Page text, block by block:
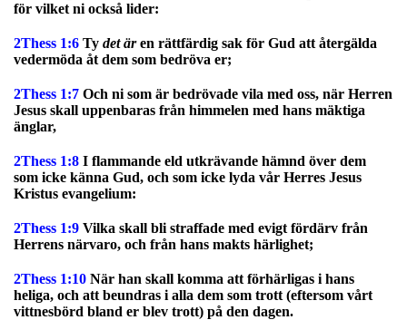
för vilket ni också lider:
2Thess 1:6 Ty det ären rättfärdig sak för Gud att återgälda
vedermöda åt dem som bedröva er;
2Thess 1:7 Och ni som är bedrövade vila med oss, när Herren
Jesus skall uppenbaras från himmelen med hans mäktiga
änglar,
2Thess 1:8 I flammande eld utkrävande hämnd över dem
som icke känna Gud, och som icke lyda vår Herres Jesus
Kristus evangelium:
2Thess 1:9 Vilka skall bli straffade med evigt fördärv från
Herrens närvaro, och från hans makts härlighet;
2Thess 1:10 När han skall komma att förhärligas i hans
heliga, och att beundras i alla dem som trott (eftersom vårt
vittnesbörd bland er blev trott) på den dagen.